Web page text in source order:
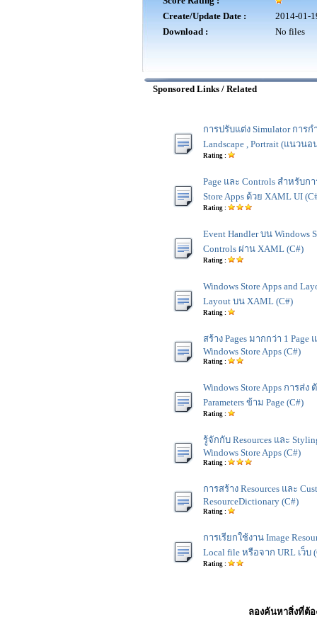
Create/Update Date :
2014-01-
Download :
No files
Sponsored Links / Related
การปรับแต่ง Simulator การ
Landscape , Portrait (แนวนอ
Rating :
Page และ Controls สำหรับก
Store Apps ด้วย XAML UI
Rating :
Event Handler บน Windows
Controls ผ่าน XAML (C#)
Rating :
Windows Store Apps and
Layout บน XAML (C#)
Rating :
สร้าง Pages มากกว่า 1 Page
Windows Store Apps (C#)
Rating :
Windows Store Apps การส่ง
Parameters ข้าม Page (C#)
Rating :
รู้จักกับ Resources และ
Windows Store Apps (C#)
Rating :
การสร้าง Resources และ
ResourceDictionary (C#)
Rating :
การเรียกใช้งาน Image
Local file หรือจาก URL เว็บ
Rating :
ลองค้นหาสิ่งที่ต้อ